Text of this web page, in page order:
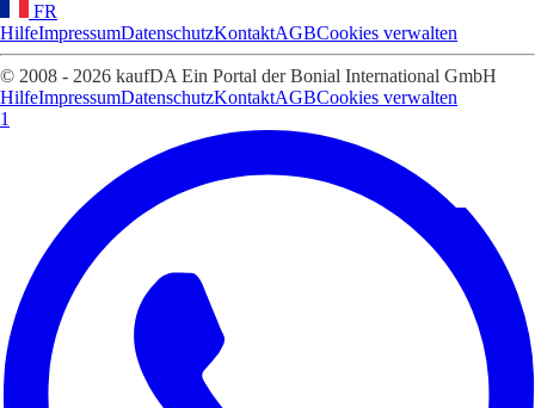
FR
HilfeImpressumDatenschutzKontaktAGBCookies verwalten
© 2008 - 2026 kaufDA Ein Portal der Bonial International GmbH
HilfeImpressumDatenschutzKontaktAGBCookies verwalten
1